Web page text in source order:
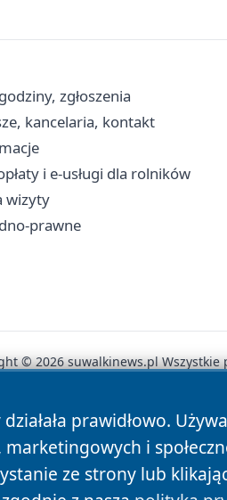
zgłoszenia
kancelaria, kontakt
i e-usługi dla rolników
wizyty
prawne
prawidłowo.
i
ze strony lub
© 2026 suwalkinews.pl Wszystkie
Autorzy Polityka Prywatności